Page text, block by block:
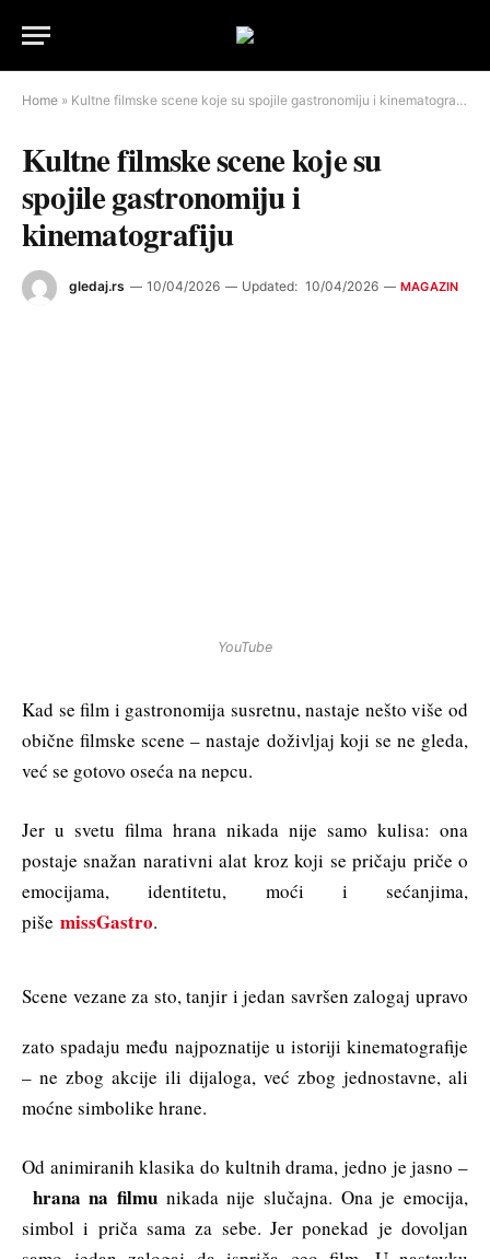
Home » Kultne filmske scene koje su spojile gastronomiju i kinematografiju
Kultne filmske scene koje su
spojile gastronomiju i
kinematografiju
gledaj.rs 10/04/2026 Updated: 10/04/2026 MAGAZIN
YouTube
Kad se film i gastronomija susretnu, nastaje nešto više od
obične filmske scene – nastaje doživljaj koji se ne gleda,
već se gotovo oseća na nepcu.
Jer u svetu filma hrana nikada nije samo kulisa: ona
postaje snažan narativni alat kroz koji se pričaju priče o
emocijama, identitetu, moći i sećanjima,
piše missGastro.
Scene vezane za sto, tanjir i jedan savršen zalogaj upravo
zato spadaju među najpoznatije u istoriji kinematografije
– ne zbog akcije ili dijaloga, već zbog jednostavne, ali
moćne simbolike hrane.
Od animiranih klasika do kultnih drama, jedno je jasno –
hrana na filmu nikada nije slučajna. Ona je emocija,
simbol i priča sama za sebe. Jer ponekad je dovoljan